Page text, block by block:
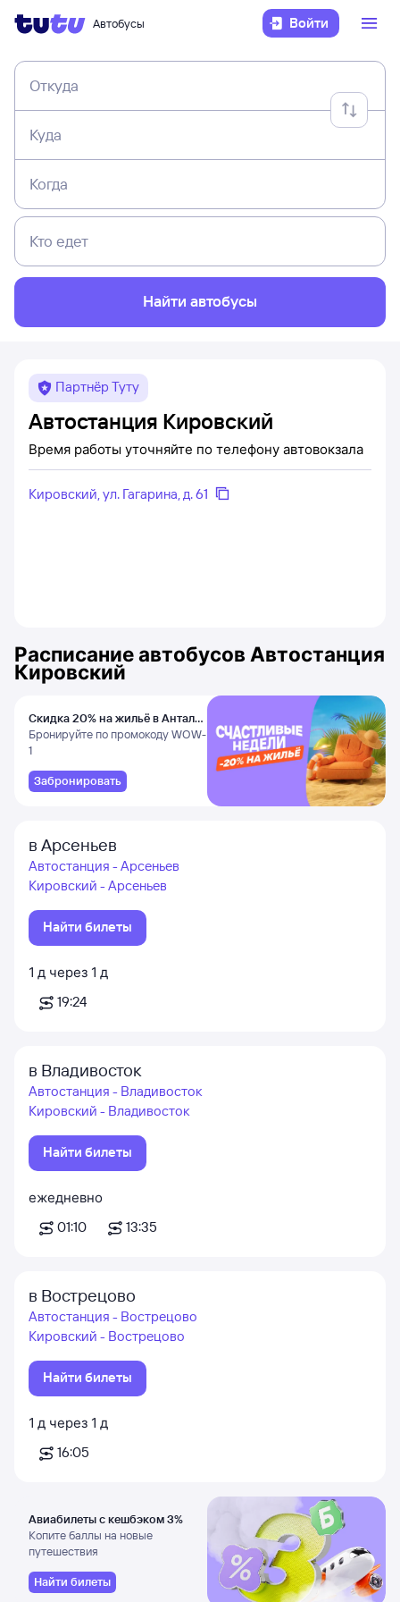
Автобусы Войти
Откуда
Куда
Когда
Кто едет
Найти автобусы
Партнёр Туту
Автостанция Кировский
Время работы уточняйте по телефону автовокзала
Кировский, ул. Гагарина, д. 61
Расписание автобусов Автостанция
Кировский
Скидка 20% на жильё в Анталье
и Даламане
Бронируйте по промокоду WOW-
1
Забронировать
в Арсеньев
Автостанция - Арсеньев
Кировский - Арсеньев
Найти билеты
1 д через 1 д
19:24
в Владивосток
Автостанция - Владивосток
Кировский - Владивосток
Найти билеты
ежедневно
01:10
13:35
в Вострецово
Автостанция - Вострецово
Кировский - Вострецово
Найти билеты
1 д через 1 д
16:05
Авиабилеты с кешбэком 3%
Копите баллы на новые
путешествия
Найти билеты